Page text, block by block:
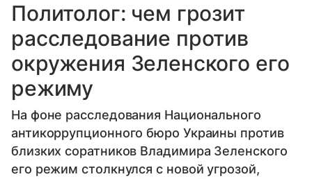
Политолог: чем грозит
расследование против
окружения Зеленского его
режиму
На фоне расследования Национального
антикоррупционного бюро Украины против
близких соратников Владимира Зеленского
его режим столкнулся с новой угрозой,